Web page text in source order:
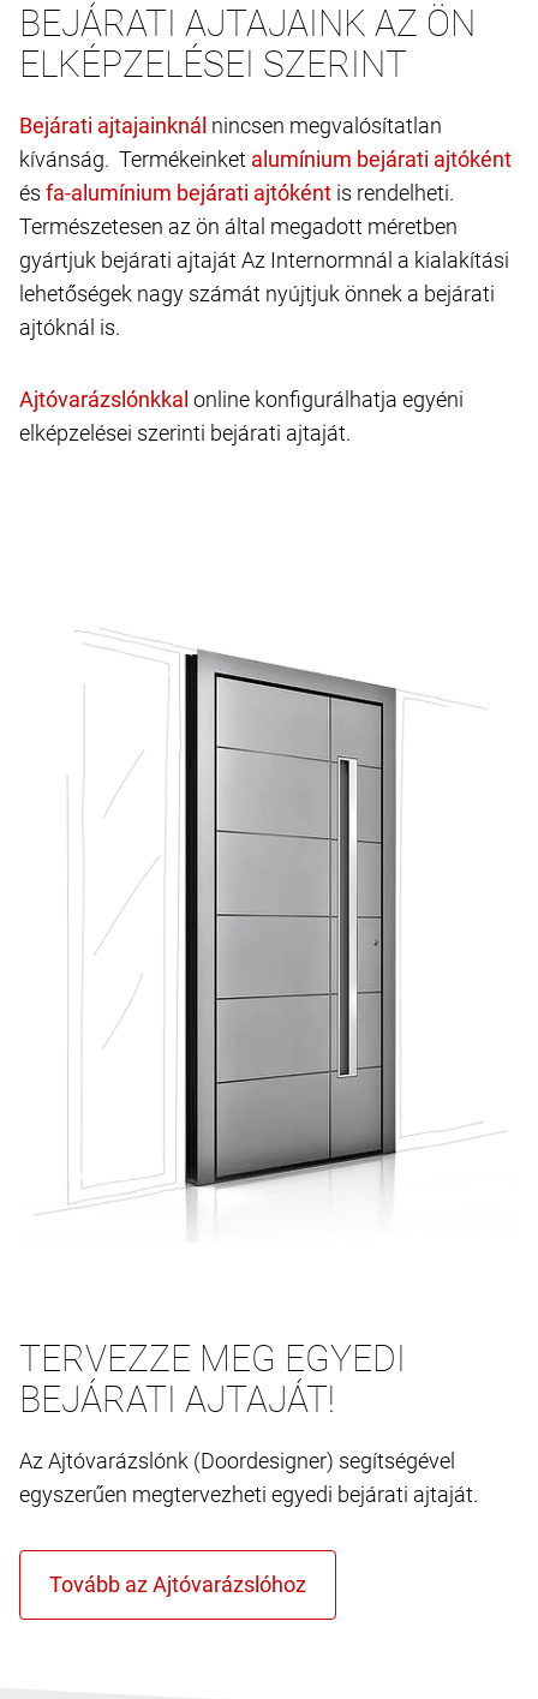
BEJÁRATI AJTAJAINK AZ ÖN
ELKÉPZELÉSEI SZERINT
nincsen megvalósítatlan
kívánság. Termékeinket
és
is rendelheti.
Természetesen az ön által megadott méretben
gyártjuk bejárati ajtaját Az Internormnál a kialakítási
lehetőségek nagy számát nyújtjuk önnek a bejárati
ajtóknál is.
online konfigurálhatja egyéni
elképzelései szerinti bejárati ajtaját.
TERVEZZE MEG EGYEDI
BEJÁRATI AJTAJÁT!
Az Ajtóvarázslónk (Doordesigner) segítségével
egyszerűen megtervezheti egyedi bejárati ajtaját.